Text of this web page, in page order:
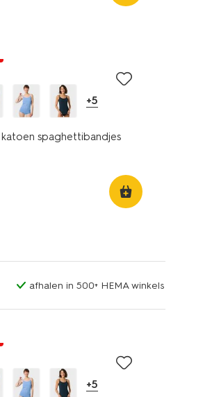
+5
spaghettibandjes
afhalen in 500+ HEMA winkels
+5